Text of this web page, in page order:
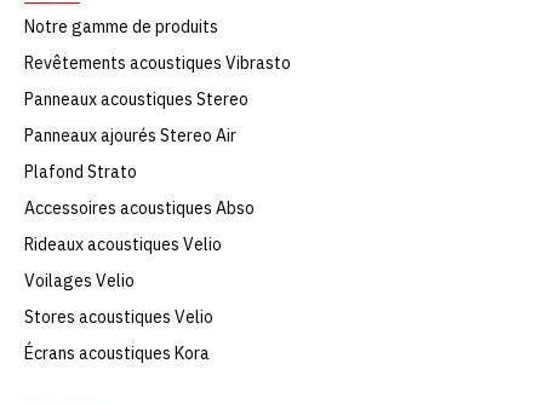
Notre gamme de produits
Revêtements acoustiques Vibrasto
Panneaux acoustiques Stereo
Panneaux ajourés Stereo Air
Plafond Strato
Accessoires acoustiques Abso
Rideaux acoustiques Velio
Voilages Velio
Stores acoustiques Velio
Écrans acoustiques Kora